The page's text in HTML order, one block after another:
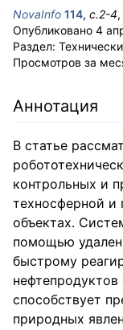
NovaInfo 114, с.2-4,
Опубликовано 4
Раздел:
Просмотров за
Аннотация
В статье
контрольных и
техносферной и
объектах.
помощью
быстрому
способствует
природных